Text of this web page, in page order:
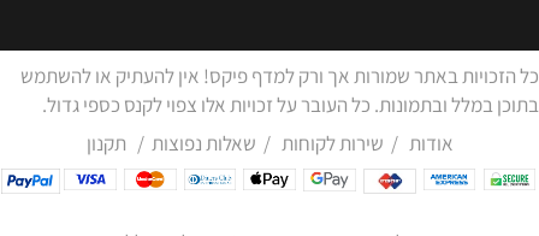
כל הזכויות באתר שמורות אך ורק למדף פיקס! אין להעתיק או להשתמש
בתוכן במלל ובתמונות. כל העובר על זכויות אלו צפוי לקנס כספי גדול.
אודות / שירות לקוחות / שאלות נפוצות / תקנון